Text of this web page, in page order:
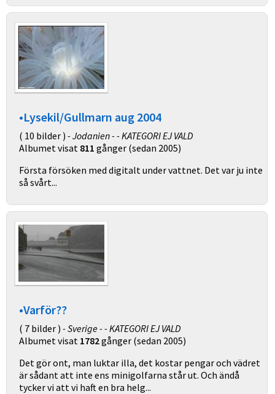
•Lysekil/Gullmarn aug 2004
( 10 bilder ) - Jodanien - - KATEGORI EJ VALD
Albumet visat 811 gånger (sedan 2005)
Första försöken med digitalt under vattnet. Det var ju inte
så svårt...
•Varför??
( 7 bilder ) - Sverige - - KATEGORI EJ VALD
Albumet visat 1782gånger (sedan 2005)
Det gör ont, man luktar illa, det kostar pengar och vädret
är sådant att inte ens minigolfarna står ut. Och ändå
tycker vi att vi haft en bra helg...